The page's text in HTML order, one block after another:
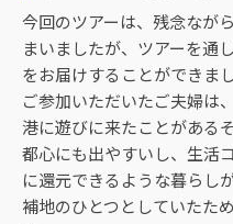
今回のツアーは、残念なが
まいましたが、ツアーを通
をお届けすることができまし
ご参加いただいたご夫婦は
港に遊びに来たことがある
都心にも出やすいし、生活
に還元できるような暮らし
補地のひとつとしていたた